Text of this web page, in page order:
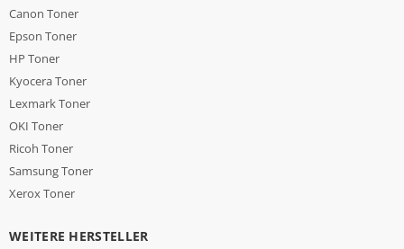
Canon Toner
Epson Toner
HP Toner
Kyocera Toner
Lexmark Toner
OKI Toner
Ricoh Toner
Samsung Toner
Xerox Toner
WEITERE HERSTELLER